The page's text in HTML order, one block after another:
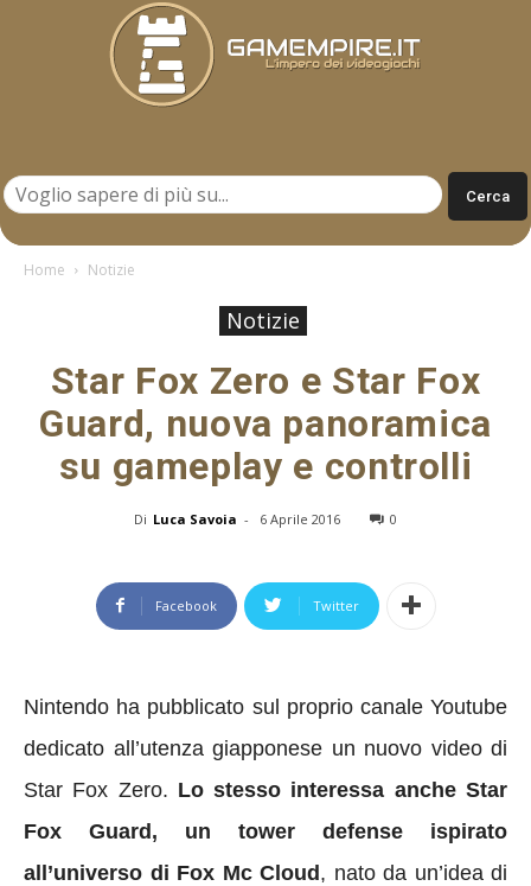
Home Notizie
Notizie
Star Fox Zero e Star Fox
Guard, nuova panoramica
su gameplay e controlli
Di Luca Savoia - 6 Aprile 2016 0
Facebook Twitter
Nintendo ha pubblicato sul proprio canale Youtube
dedicato all’utenza giapponese un nuovo video di
Star Fox Zero. Lo stesso interessa anche Star
Fox Guard, un tower defense ispirato
all’universo di Fox Mc Cloud, nato da un’idea di